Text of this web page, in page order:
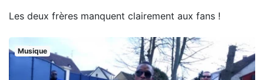
Les deux frères manquent clairement aux fans !
Musique